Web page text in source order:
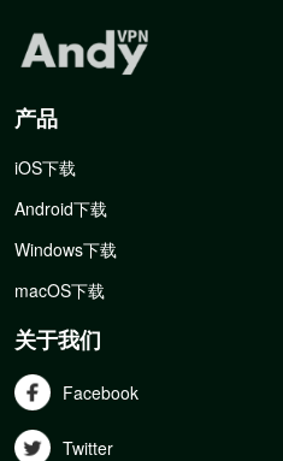
产品
iOS下载
Android下载
Windows下载
macOS下载
关于我们
Facebook
Twitter